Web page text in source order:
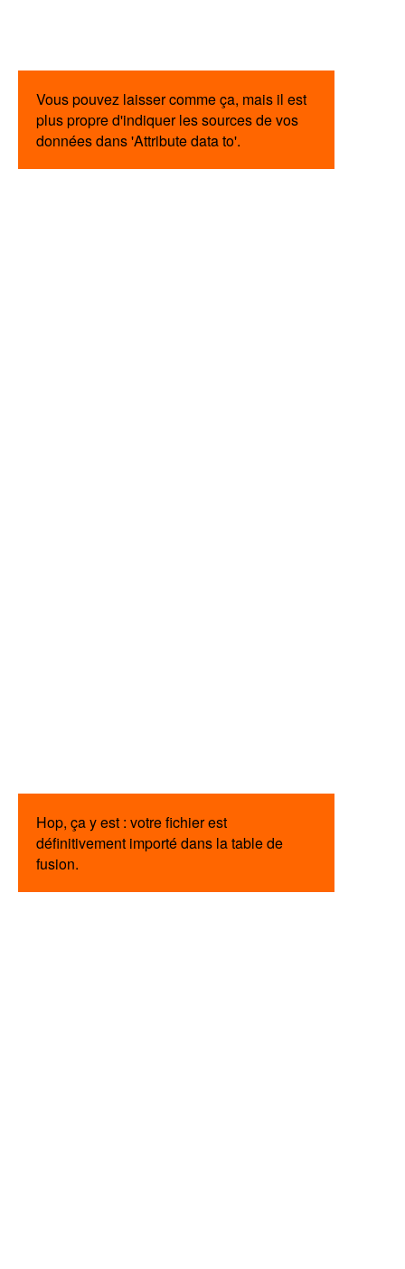
Vous pouvez laisser comme ça, mais il est
plus propre d'indiquer les sources de vos
données dans 'Attribute data to'.
Hop, ça y est : votre fichier est
définitivement importé dans la table de
fusion.